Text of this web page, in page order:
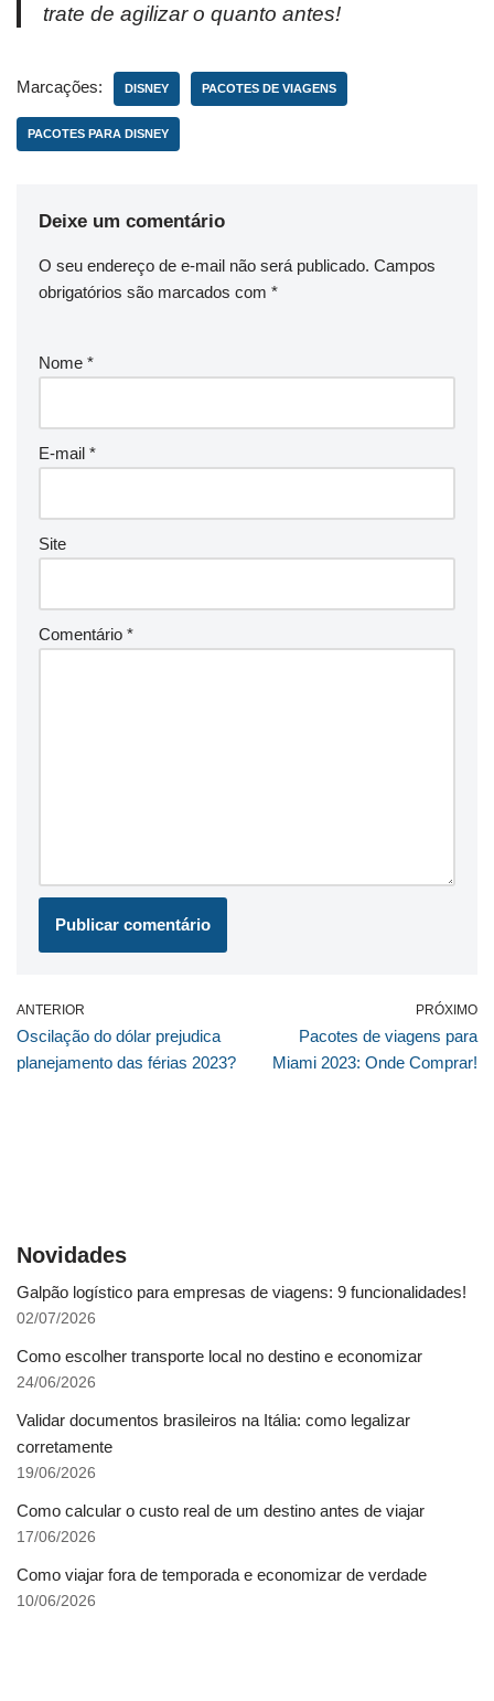
trate de agilizar o quanto antes!
Marcações: DISNEY PACOTES DE VIAGENS
PACOTES PARA DISNEY
Deixe um comentário
O seu endereço de e-mail não será publicado. Campos
obrigatórios são marcados com *
Nome *
E-mail *
Site
Comentário *
ANTERIOR
Oscilação do dólar prejudica
planejamento das férias 2023?
PRÓXIMO
Pacotes de viagens para
Miami 2023: Onde Comprar!
Novidades
Galpão logístico para empresas de viagens: 9 funcionalidades!
02/07/2026
Como escolher transporte local no destino e economizar
24/06/2026
Validar documentos brasileiros na Itália: como legalizar
corretamente
19/06/2026
Como calcular o custo real de um destino antes de viajar
17/06/2026
Como viajar fora de temporada e economizar de verdade
10/06/2026